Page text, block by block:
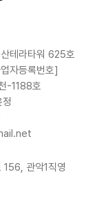
테라타워 625호
자등록번호]
-1188호
156, 관악1직영